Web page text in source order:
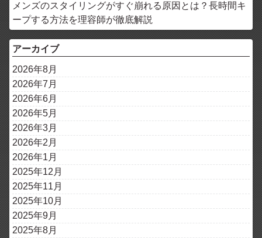
メンズのスタイリングがすぐ崩れる原因とは？長時間キ
ープする方法を理容師が徹底解説
アーカイブ
2026年8月
2026年7月
2026年6月
2026年5月
2026年3月
2026年2月
2026年1月
2025年12月
2025年11月
2025年10月
2025年9月
2025年8月